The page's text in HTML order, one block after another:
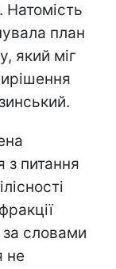
Натомість
план
який міг
з питання
словами
не